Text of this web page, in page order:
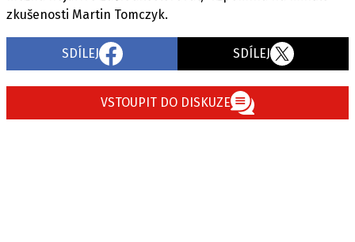
Pošlete e-mail na autoroad.cz
ETICKÝ KODEX
zkušenosti Martin Tomczyk.
SDÍLEJ SDÍLEJ
VSTOUPIT DO DISKUZE